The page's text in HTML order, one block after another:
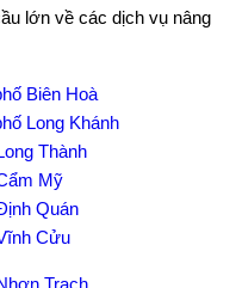
lớn về các dịch vụ nâng
Biên Hoà
Long Khánh
Thành
Mỹ
Quán
Cửu
Trạch